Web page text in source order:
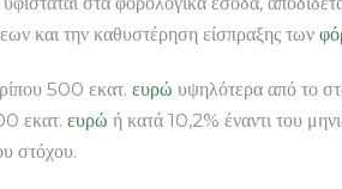
και την καθυστέρηση είσπραξης των
500 εκατ. ευρώ υψηλότερα από το
εκατ. ευρώ ή κατά 10,2% έναντι του
στόχου.